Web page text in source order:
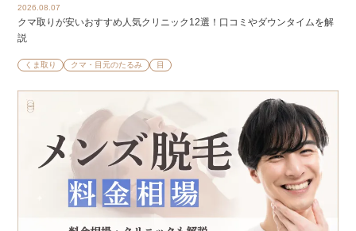
2026.08.07
クマ取りが安いおすすめ人気クリニック12選！口コミやダウンタイムを解
説
くま取り クマ・目元のたるみ 目